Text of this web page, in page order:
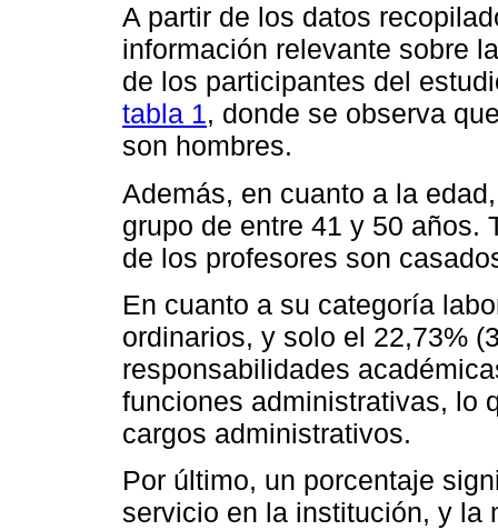
A partir de los datos
información relevante sobre
de los participantes del
tabla 1, donde se observa
son hombres.
Además, en cuanto a la
grupo de entre 41 y 50 años.
de los profesores son
En cuanto a su categoría
ordinarios, y solo el 22,73%
responsabilidades
funciones administrativas, lo
cargos administrativos.
Por último, un porcentaje
servicio en la institución, y la